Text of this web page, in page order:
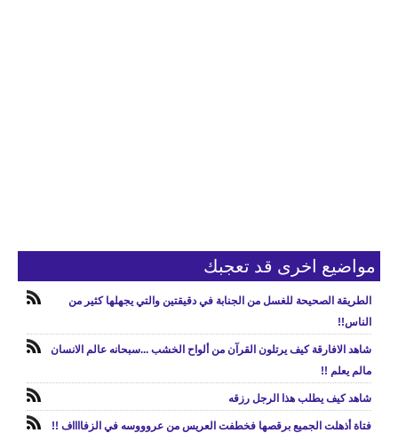
مواضيع اخرى قد تعجبك
الطريقة الصحيحة للغسل من الجنابة في دقيقتين والتي يجهلها كثير من
الناس!!
شاهد الافارقة كيف يرتلون القرآن من ألواح الخشب ...سبحانه عالم الانسان
مالم يعلم !!
شاهد كيف يطلب هذا الرجل رزقه
فتاة أذهلت الجميع برقصها فخطفت العريس من عروووسه في الزفااااف !!